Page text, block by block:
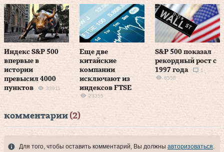
Индекс S&P 500
впервые в
истории
превысил 4000
пунктов
33911
Еще две
китайские
компании
исключают из
индексов FTSE
23355
S&P 500 показал
рекордный рост с
1997 года
1
8558
комментарии (2)
Для того, чтобы оставить комментарий, Вы должны авторизоваться.